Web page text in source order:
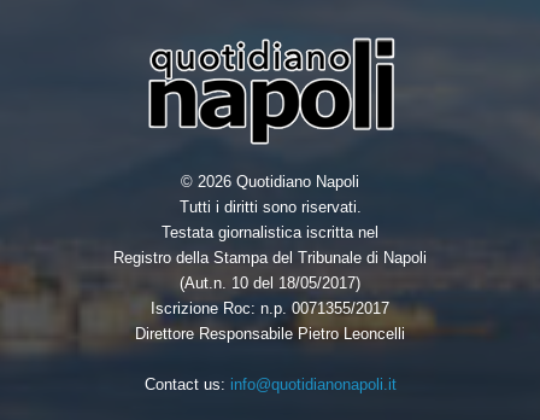
© 2026 Quotidiano Napoli
Tutti i diritti sono riservati.
Testata giornalistica iscritta nel
Registro della Stampa del Tribunale di Napoli
(Aut.n. 10 del 18/05/2017)
Iscrizione Roc: n.p. 0071355/2017
Direttore Responsabile Pietro Leoncelli
Contact us: info@quotidianonapoli.it